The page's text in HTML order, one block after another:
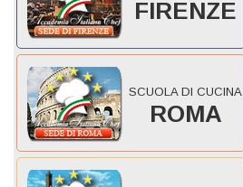
FIRENZE
SCUOLA DI CUCINA
ROMA